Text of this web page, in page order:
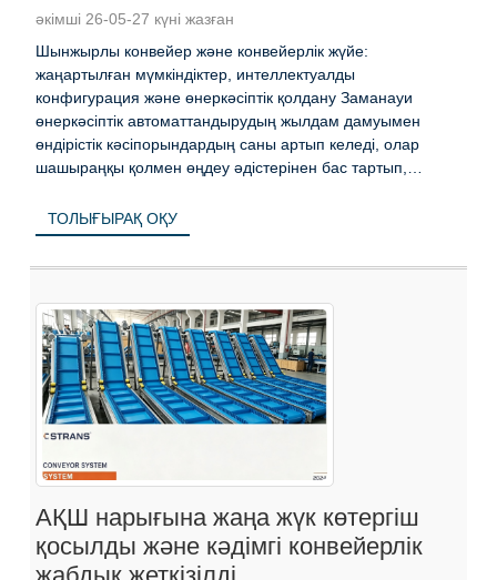
әкімші 26-05-27 күні жазған
Шынжырлы конвейер және конвейерлік жүйе:
жаңартылған мүмкіндіктер, интеллектуалды
конфигурация және өнеркәсіптік қолдану Заманауи
өнеркәсіптік автоматтандырудың жылдам дамуымен
өндірістік кәсіпорындардың саны артып келеді, олар
шашыраңқы қолмен өңдеу әдістерінен бас тартып,
ТОЛЫҒЫРАҚ ОҚУ
АҚШ нарығына жаңа жүк көтергіш
қосылды және кәдімгі конвейерлік